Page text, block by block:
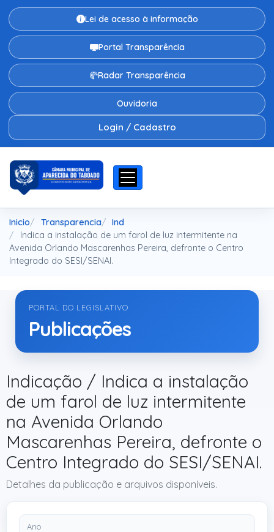
Lei de acesso à informação
Portal Transparência
Radar Transparência
Ouvidoria
Login / Cadastro
Inicio Transparencia
Ind
Indica a instalação de um farol de luz intermitente na
Avenida Orlando Mascarenhas Pereira, defronte o Centro
Integrado do SESI/SENAI.
PORTAL DO LEGISLATIVO
Publicações
Indicação / Indica a instalação
de um farol de luz intermitente
na Avenida Orlando
Mascarenhas Pereira, defronte o
Centro Integrado do SESI/SENAI.
Detalhes da publicação e arquivos disponíveis.
Ano